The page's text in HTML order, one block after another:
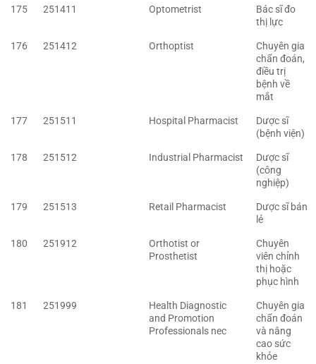
175
251411 Optometrist
Bác sĩ đo
thị lực
176
251412 Orthoptist
Chuyên gia
chẩn đoán,
điều trị
bệnh về
mắt
177
251511 Hospital Pharmacist
Dược sĩ
(bệnh viện)
178
251512 Industrial Pharmacist
Dược sĩ
(công
nghiệp)
179
251513 Retail Pharmacist
Dược sĩ bán
lẻ
180
251912
Orthotist or
Prosthetist
Chuyên
viên chỉnh
thị hoặc
phục hình
181
251999
Health Diagnostic
and Promotion
Professionals nec
Chuyên gia
chẩn đoán
và nâng
cao sức
khỏe